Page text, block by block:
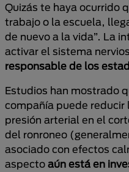
Quizás te haya ocurrido
trabajo o la escuela,
de nuevo a la vida”. La
activar el sistema
responsable de los
Estudios han mostrado
compañía puede reducir
presión arterial en el
del ronroneo
asociado con efectos
aspecto aún está en